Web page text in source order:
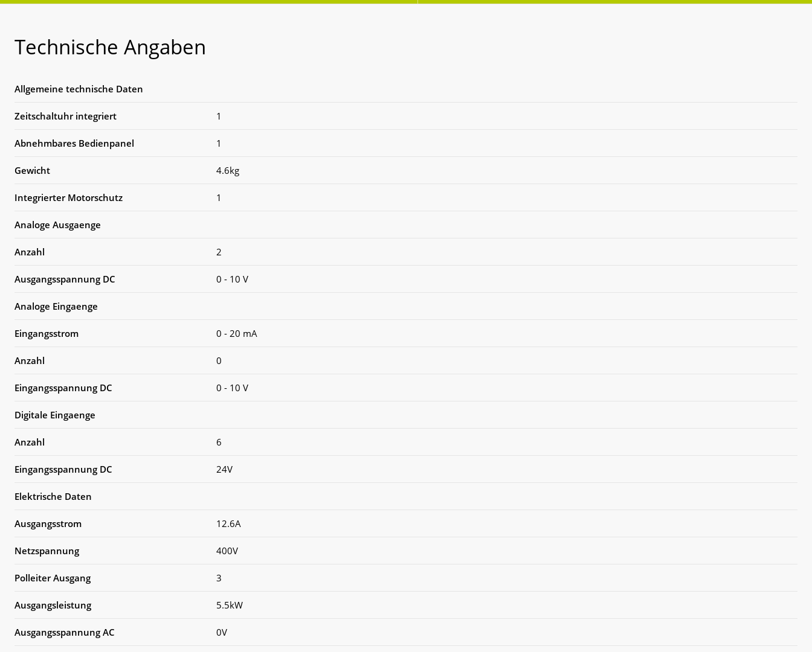
Technische Angaben
Allgemeine technische Daten
Zeitschaltuhr integriert 1
Abnehmbares Bedienpanel 1
Gewicht 4.6kg
Integrierter Motorschutz 1
Analoge Ausgaenge
Anzahl 2
Ausgangsspannung DC 0 - 10 V
Analoge Eingaenge
Eingangsstrom 0 - 20 mA
Anzahl 0
Eingangsspannung DC 0 - 10 V
Digitale Eingaenge
Anzahl 6
Eingangsspannung DC 24V
Elektrische Daten
Ausgangsstrom 12.6A
Netzspannung 400V
Polleiter Ausgang 3
Ausgangsleistung 5.5kW
Ausgangsspannung AC 0V